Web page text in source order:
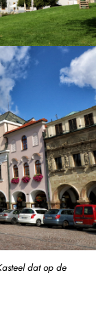
dat op de